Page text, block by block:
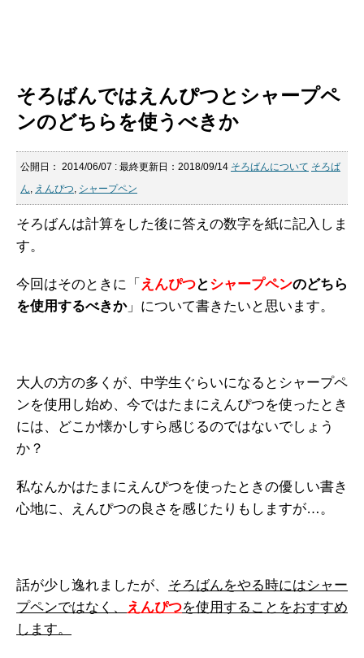
そろばんではえんぴつとシャープペ
ンのどちらを使うべきか
公開日： 2014/06/07 : 最終更新日：2018/09/14 そろばんについて そろば
ん, えんぴつ, シャープペン
そろばんは計算をした後に答えの数字を紙に記入しま
す。
今回はそのときに「 えんぴつとシャープペンのどちら
を使用するべきか」について書きたいと思います。
大人の方の多くが、中学生ぐらいになるとシャープペ
ンを使用し始め、今ではたまにえんぴつを使ったとき
には、どこか懐かしすら感じるのではないでしょう
か？
私なんかはたまにえんぴつを使ったときの優しい書き
心地に、えんぴつの良さを感じたりもしますが…。
話が少し逸れましたが、 そろばんをやる時にはシャー
プペンではなく、
えんぴつを使用することをおすすめ
します。